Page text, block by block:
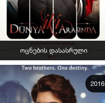
ოცნების დასასრული
2016